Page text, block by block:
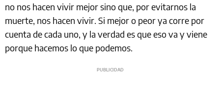
no nos hacen vivir mejor sino que, por evitarnos la
muerte, nos hacen vivir. Si mejor o peor ya corre por
cuenta de cada uno, y la verdad es que eso va y viene
porque hacemos lo que podemos.